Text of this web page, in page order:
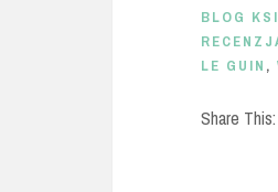
BLOG
LE GUIN ,
Share This: